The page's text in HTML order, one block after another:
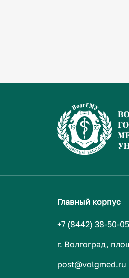
Главный корпус
+7 (8442) 38-50-05
г. Волгоград,
post@volgmed.ru